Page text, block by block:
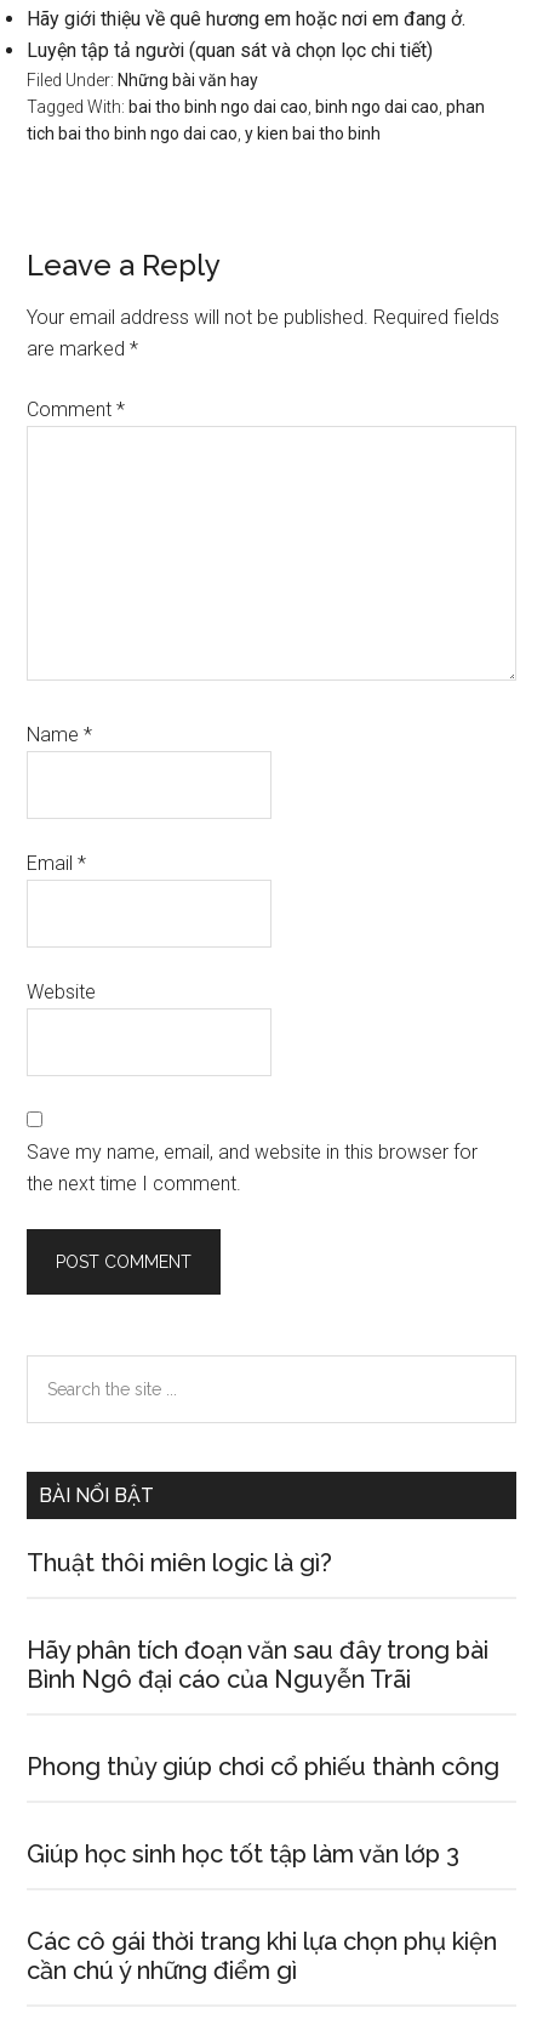
Hãy giới thiệu về quê hương em hoặc nơi em đang ở.
Luyện tập tả người (quan sát và chọn lọc chi tiết)
Filed Under: Những bài văn hay
Tagged With: bai tho binh ngo dai cao binh ngo dai cao ,phan
tich bai tho binh ngo dai cao ,y kien bai tho binh
Reader
Interactions
Leave a Reply
Your email address will not be published. Required fields
are marked*
Comment*
Name*
Email*
Website
Save my name, email, and website in this browser for
the next time I comment.
Primary
Sidebar
the
BÀI NỔI BẬT
Thuật thôi miên logic là gì?
Hãy phân tích đoạn văn sau đây trong bài
Bình Ngô đại cáo của Nguyễn Trãi
Phong thủy giúp chơi cổ phiếu thành công
Giúp học sinh học tốt tập làm văn lớp 3
Các cô gái thời trang khi lựa chọn phụ kiện
cần chú ý những điểm gì